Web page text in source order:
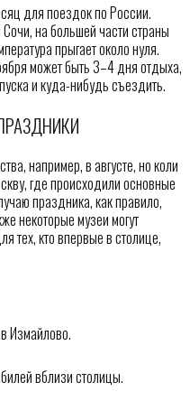
для поездок по России.
на большей части страны
прыгает около нуля.
может быть 3–4 дня отдыха,
и куда-нибудь съездить.
например, в августе, но коли
где происходили основные
праздника, как правило,
некоторые музеи могут
тех, кто впервые в столице,
Измайлово.
вблизи столицы.